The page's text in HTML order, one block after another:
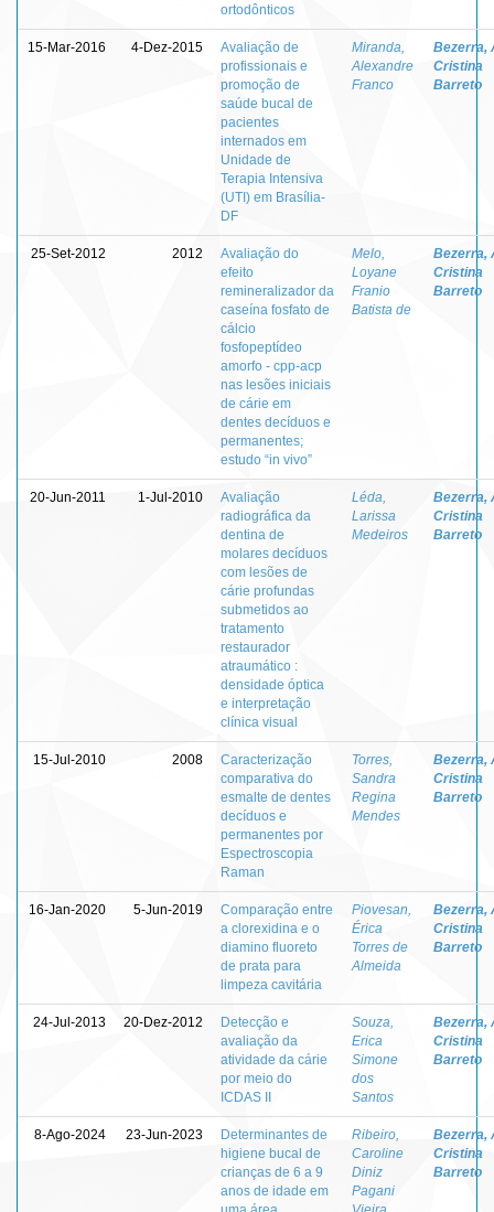
ortodônticos
15-Mar-2016 4-Dez-2015
Avaliação de
profissionais e
promoção de
saúde bucal de
pacientes
internados em
Unidade de
Terapia Intensiva
(UTI) em Brasília-
DF
Miranda,
Alexandre
Franco
Bezerra,
Cristina
Barreto
25-Set-2012 2012
Avaliação do
efeito
remineralizador da
caseína fosfato de
cálcio
fosfopeptídeo
amorfo - cpp-acp
nas lesões iniciais
de cárie em
dentes decíduos e
permanentes;
estudo “in vivo”
Melo,
Loyane
Franio
Batista de
Bezerra,
Cristina
Barreto
20-Jun-2011 1-Jul-2010
Avaliação
radiográfica da
dentina de
molares decíduos
com lesões de
cárie profundas
submetidos ao
tratamento
restaurador
atraumático :
densidade óptica
e interpretação
clínica visual
Léda,
Larissa
Medeiros
Bezerra,
Cristina
Barreto
15-Jul-2010 2008
Caracterização
comparativa do
esmalte de dentes
decíduos e
permanentes por
Espectroscopia
Raman
Torres,
Sandra
Regina
Mendes
Bezerra,
Cristina
Barreto
16-Jan-2020 5-Jun-2019
Comparação entre
a clorexidina e o
diamino fluoreto
de prata para
limpeza cavitária
Piovesan,
Érica
Torres de
Almeida
Bezerra,
Cristina
Barreto
24-Jul-2013 20-Dez-2012
Detecção e
avaliação da
atividade da cárie
por meio do
ICDAS II
Souza,
Erica
Simone
dos
Santos
Bezerra,
Cristina
Barreto
8-Ago-2024 23-Jun-2023
Determinantes de
higiene bucal de
crianças de 6 a 9
anos de idade em
Ribeiro,
Caroline
Diniz
Pagani
Bezerra,
Cristina
Barreto